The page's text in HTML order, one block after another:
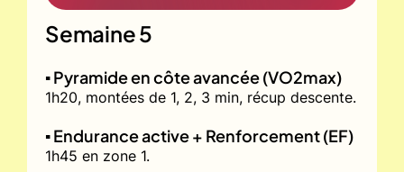
Semaine 5
▪️ Pyramide en côte avancée (VO2max)
1h20, montées de 1, 2, 3 min, récup descente.
▪️ Endurance active + Renforcement (EF)
1h45 en zone 1.